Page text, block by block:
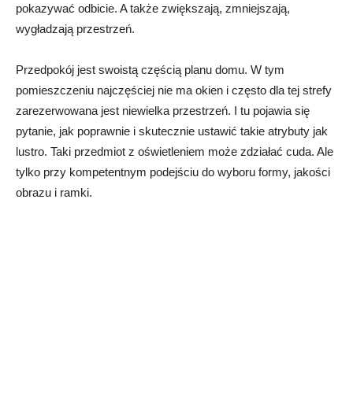
pokazywać odbicie. A także zwiększają, zmniejszają,
wygładzają przestrzeń.
Przedpokój jest swoistą częścią planu domu. W tym
pomieszczeniu najczęściej nie ma okien i często dla tej strefy
zarezerwowana jest niewielka przestrzeń. I tu pojawia się
pytanie, jak poprawnie i skutecznie ustawić takie atrybuty jak
lustro. Taki przedmiot z oświetleniem może zdziałać cuda. Ale
tylko przy kompetentnym podejściu do wyboru formy, jakości
obrazu i ramki.